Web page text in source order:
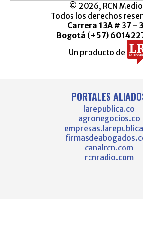
© 2026, RCN
Todos los derechos
Carrera 13A # 37 -
Bogotá (+57)
Un producto de
PORTALES
larepublica.co
agronegocios.co
canalrcn.com
rcnradio.com